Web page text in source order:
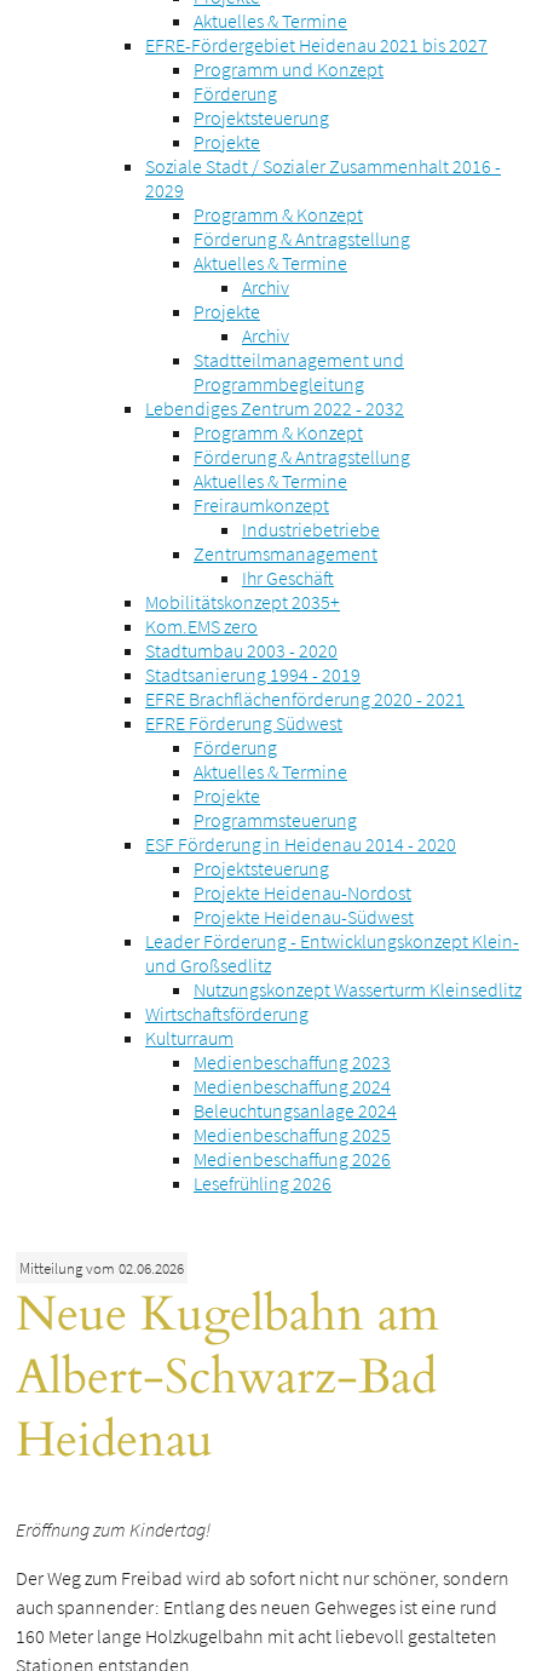
Aktuelles & Termine
EFRE-Fördergebiet Heidenau 2021 bis 2027
Programm und Konzept
Förderung
Projektsteuerung
Projekte
Soziale Stadt / Sozialer Zusammenhalt 2016 -
2029
Programm & Konzept
Förderung & Antragstellung
Aktuelles & Termine
Archiv
Projekte
Archiv
Stadtteilmanagement und
Programmbegleitung
Lebendiges Zentrum 2022 - 2032
Programm & Konzept
Förderung & Antragstellung
Aktuelles & Termine
Freiraumkonzept
Industriebetriebe
Zentrumsmanagement
Ihr Geschäft
Mobilitätskonzept 2035+
Kom.EMS zero
Stadtumbau 2003 - 2020
Stadtsanierung 1994 - 2019
EFRE Brachflächenförderung 2020 - 2021
EFRE Förderung Südwest
Förderung
Aktuelles & Termine
Projekte
Programmsteuerung
ESF Förderung in Heidenau 2014 - 2020
Projektsteuerung
Projekte Heidenau-Nordost
Projekte Heidenau-Südwest
Leader Förderung - Entwicklungskonzept Klein-
und Großsedlitz
Nutzungskonzept Wasserturm Kleinsedlitz
Wirtschaftsförderung
Kulturraum
Medienbeschaffung 2023
Medienbeschaffung 2024
Beleuchtungsanlage 2024
Medienbeschaffung 2025
Medienbeschaffung 2026
Lesefrühling 2026
Mitteilung vom 02.06.2026
Neue Kugelbahn am
Albert-Schwarz-Bad
Heidenau
Eröffnung zum Kindertag!
Der Weg zum Freibad wird ab sofort nicht nur schöner, sondern
auch spannender: Entlang des neuen Gehweges ist eine rund
160 Meter lange Holzkugelbahn mit acht liebevoll gestalteten
Stationen entstanden.